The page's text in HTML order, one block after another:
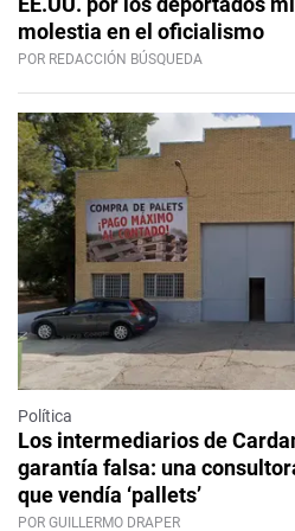
molestia en el oficialismo
POR REDACCIÓN BÚSQUEDA
Política
Los intermediarios de
garantía falsa: una
que vendía ‘pallets’
POR GUILLERMO DRAPER